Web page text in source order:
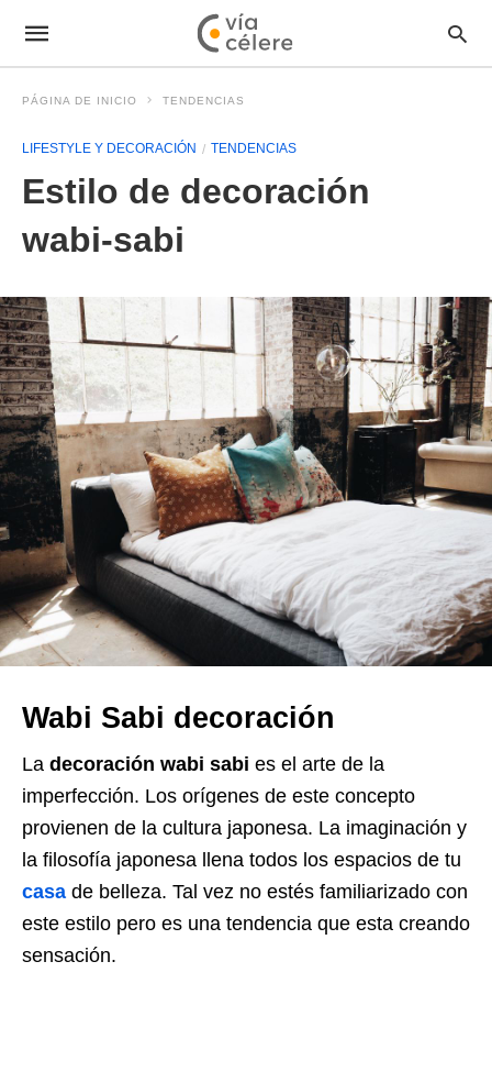
PÁGINA DE INICIO TENDENCIAS
LIFESTYLE Y DECORACIÓN TENDENCIAS
Estilo de decoración
wabi-sabi
Wabi Sabi decoración
La decoración wabi sabi es el arte de la
imperfección. Los orígenes de este concepto
provienen de la cultura japonesa. La imaginación y
la filosofía japonesa llena todos los espacios de tu
casa de belleza. Tal vez no estés familiarizado con
este estilo pero es una tendencia que esta creando
sensación.